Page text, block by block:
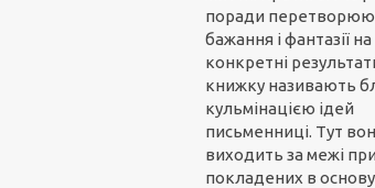
поради
бажання і фантазії на
конкретні
книжку називають
кульмінацією ідей
письменниці. Тут
виходить за межі
покладених в основу